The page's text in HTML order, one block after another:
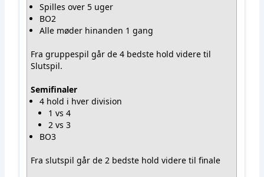
Spilles over 5 uger
BO2
Alle møder hinanden 1 gang
Fra gruppespil går de 4 bedste hold videre til
Slutspil.
Semifinaler
4 hold i hver division
1 vs 4
2 vs 3
BO3
Fra slutspil går de 2 bedste hold videre til finale